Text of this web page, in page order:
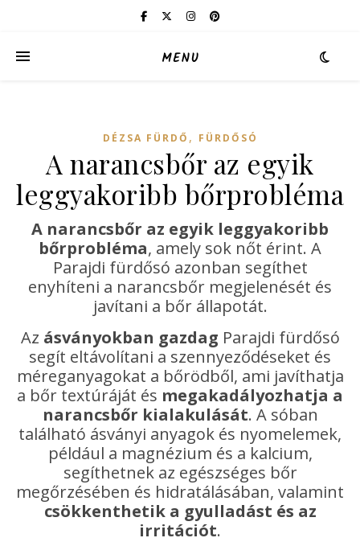
MENU
DÉZSA FÜRDŐ , FÜRDŐSÓ
A narancsbőr az egyik
leggyakoribb bőrprobléma
A narancsbőr az egyik leggyakoribb
bőrprobléma, amely sok nőt érint. A
Parajdi fürdősó azonban segíthet
enyhíteni a narancsbőr megjelenését és
javítani a bőr állapotát.
Az ásványokban gazdag Parajdi fürdősó
segít eltávolítani a szennyeződéseket és
méreganyagokat a bőrödből, ami javíthatja
a bőr textúráját és megakadályozhatja a
narancsbőr kialakulását. A sóban
található ásványi anyagok és nyomelemek,
például a magnézium és a kalcium,
segíthetnek az egészséges bőr
megőrzésében és hidratálásában, valamint
csökkenthetik a gyulladást és az
irritációt.